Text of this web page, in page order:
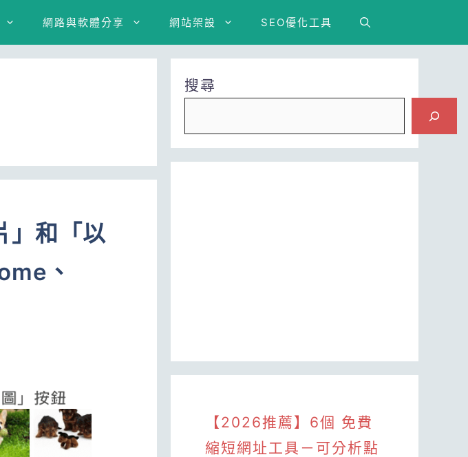
網路與軟體分享 網站架設 SEO優化工具
」和「以
、
搜尋
【2026推薦】6個 免費
縮短網址工具－可分析點